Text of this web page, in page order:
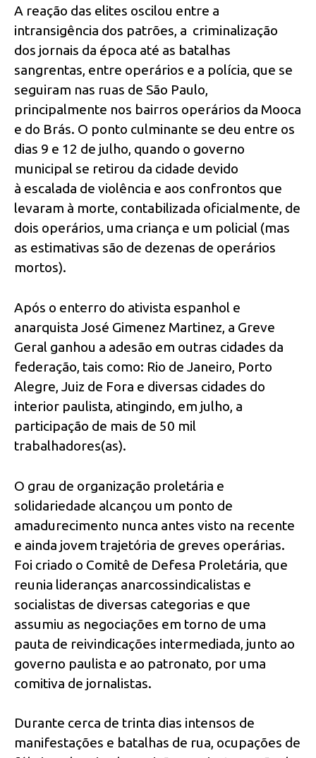
A reação das elites oscilou entre a
intransigência dos patrões, a criminalização
dos jornais da época até as batalhas
sangrentas, entre operários e a polícia, que se
seguiram nas ruas de São Paulo,
principalmente nos bairros operários da Mooca
e do Brás. O ponto culminante se deu entre os
dias 9 e 12 de julho, quando o governo
municipal se retirou da cidade devido
à escalada de violência e aos confrontos que
levaram à morte, contabilizada oficialmente, de
dois operários, uma criança e um policial (mas
as estimativas são de dezenas de operários
mortos).
Após o enterro do ativista espanhol e
anarquista José Gimenez Martinez, a Greve
Geral ganhou a adesão em outras cidades da
federação, tais como: Rio de Janeiro, Porto
Alegre, Juiz de Fora e diversas cidades do
interior paulista, atingindo, em julho, a
participação de mais de 50 mil
trabalhadores(as).
O grau de organização proletária e
solidariedade alcançou um ponto de
amadurecimento nunca antes visto na recente
e ainda jovem trajetória de greves operárias.
Foi criado o Comitê de Defesa Proletária, que
reunia lideranças anarcossindicalistas e
socialistas de diversas categorias e que
assumiu as negociações em torno de uma
pauta de reivindicações intermediada, junto ao
governo paulista e ao patronato, por uma
comitiva de jornalistas.
Durante cerca de trinta dias intensos de
manifestações e batalhas de rua, ocupações de